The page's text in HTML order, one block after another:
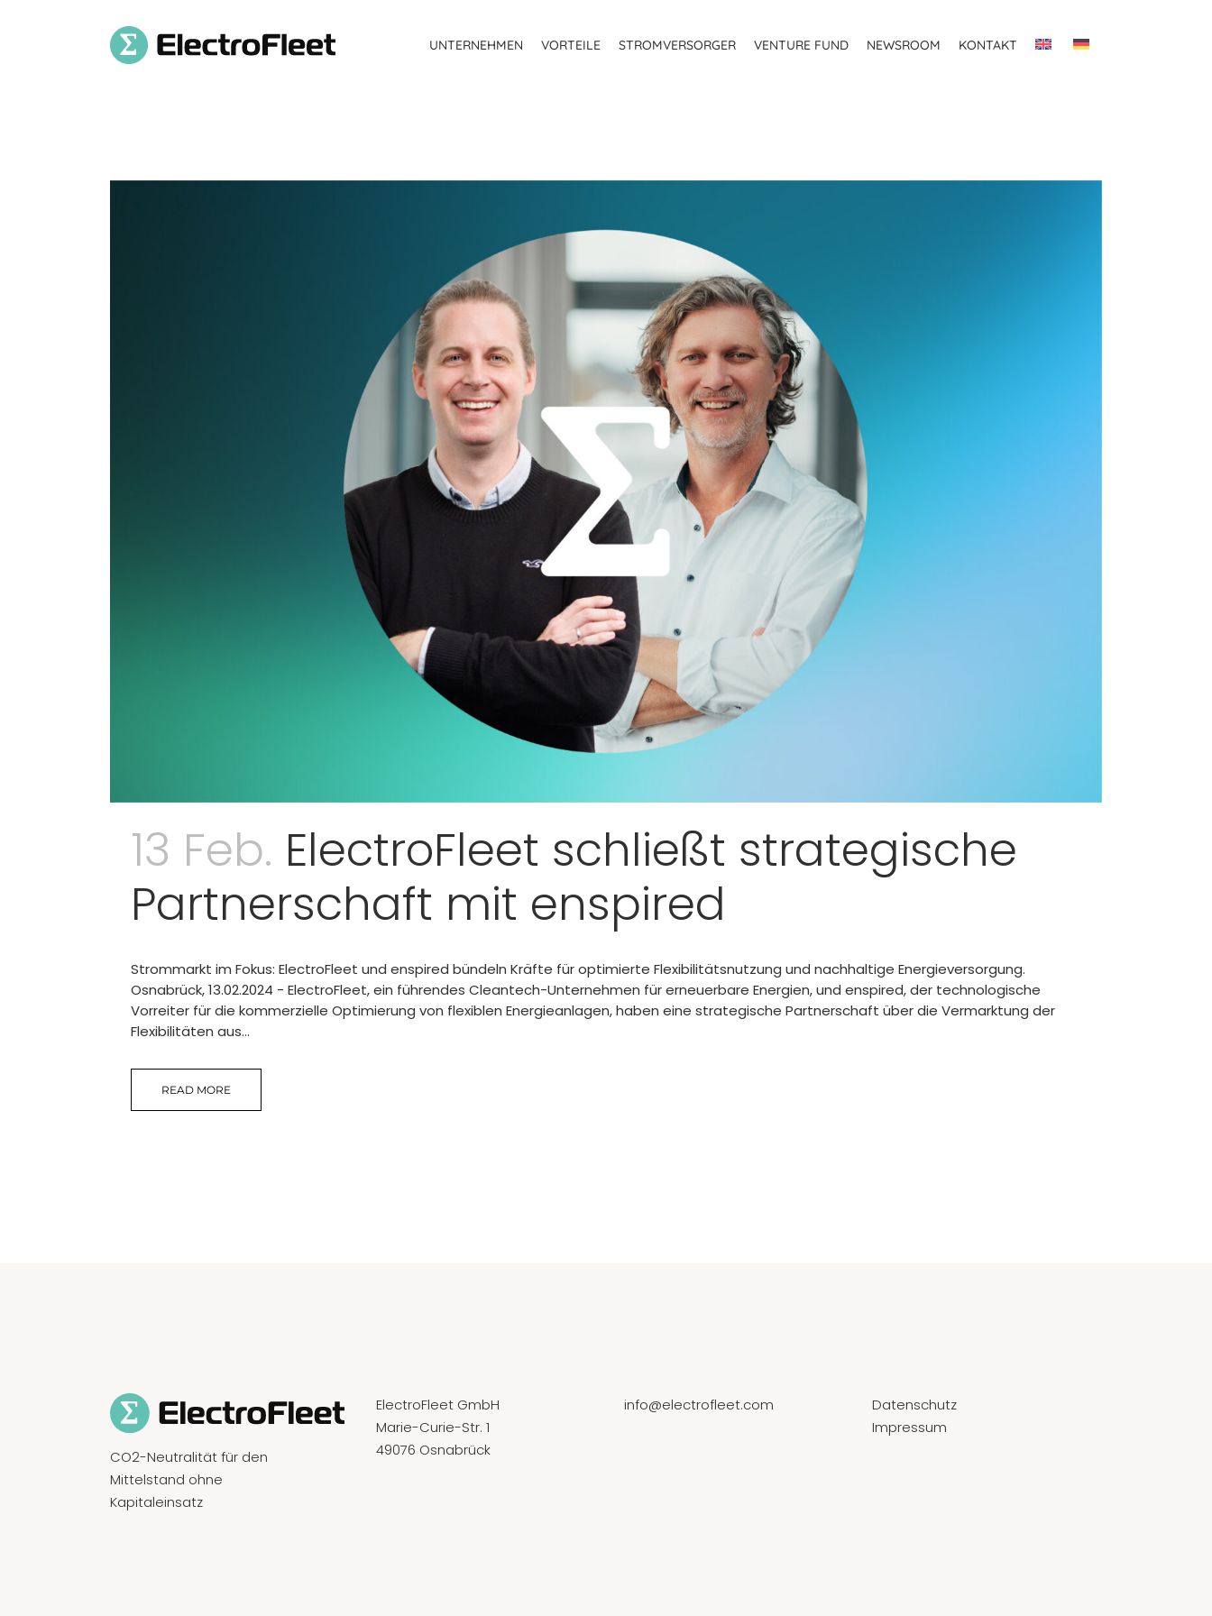
UNTERNEHMEN VORTEILE STROMVERSORGER VENTURE FUND NEWSROOM KONTAKT
13 Feb. ElectroFleet schließt strategische
Partnerschaft mit enspired
Strommarkt im Fokus: ElectroFleet und enspired bündeln Kräfte für optimierte Flexibilitätsnutzung und nachhaltige Energieversorgung.
Osnabrück, 13.02.2024 - ElectroFleet, ein führendes Cleantech-Unternehmen für erneuerbare Energien, und enspired, der technologische
Vorreiter für die kommerzielle Optimierung von flexiblen Energieanlagen, haben eine strategische Partnerschaft über die Vermarktung der
Flexibilitäten aus...
READ MORE
CO2-Neutralität für den
Mittelstand ohne
Kapitaleinsatz
ElectroFleet GmbH
Marie-Curie-Str. 1
49076 Osnabrück
info@electrofleet.com
Datenschutz
Impressum